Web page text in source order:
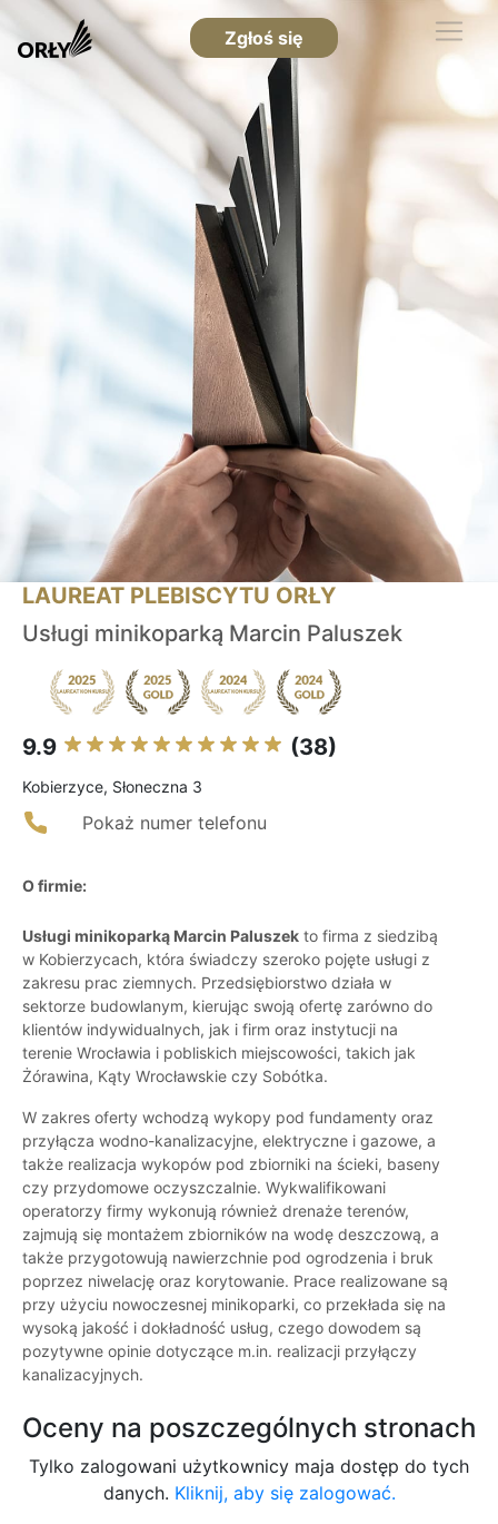
Zgłoś się
LAUREAT PLEBISCYTU ORŁY
Usługi minikoparką Marcin Paluszek
9.9 (38)
Kobierzyce, Słoneczna 3
Pokaż numer telefonu
O firmie:
Usługi minikoparką Marcin Paluszek to firma z siedzibą
w Kobierzycach, która świadczy szeroko pojęte usługi z
zakresu prac ziemnych. Przedsiębiorstwo działa w
sektorze budowlanym, kierując swoją ofertę zarówno do
klientów indywidualnych, jak i firm oraz instytucji na
terenie Wrocławia i pobliskich miejscowości, takich jak
Żórawina, Kąty Wrocławskie czy Sobótka.
W zakres oferty wchodzą wykopy pod fundamenty oraz
przyłącza wodno-kanalizacyjne, elektryczne i gazowe, a
także realizacja wykopów pod zbiorniki na ścieki, baseny
czy przydomowe oczyszczalnie. Wykwalifikowani
operatorzy firmy wykonują również drenaże terenów,
zajmują się montażem zbiorników na wodę deszczową, a
także przygotowują nawierzchnie pod ogrodzenia i bruk
poprzez niwelację oraz korytowanie. Prace realizowane są
przy użyciu nowoczesnej minikoparki, co przekłada się na
wysoką jakość i dokładność usług, czego dowodem są
pozytywne opinie dotyczące m.in. realizacji przyłączy
kanalizacyjnych.
Oceny na poszczególnych stronach
Tylko zalogowani użytkownicy maja dostęp do tych
danych. Kliknij, aby się zalogować.